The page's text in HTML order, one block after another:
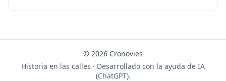
© 2026 Cronovies
Historia en las calles · Desarrollado con la ayuda de IA
(ChatGPT).